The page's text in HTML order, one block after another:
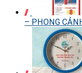
– PHONG